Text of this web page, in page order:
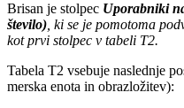
Brisan je stolpec Uporabniki
število) , ki se je pomotoma
kot prvi stolpec v tabeli T2.
Tabela T2 vsebuje naslednje
merska enota in obrazložitev):